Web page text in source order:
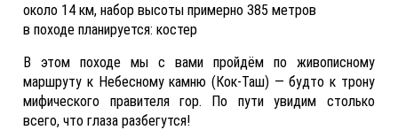
около 14 км, набор высоты примерно 385 метров
в походе планируется: костер
В этом походе мы с вами пройдём по живописному
маршруту к Небесному камню (Кок‑Таш) — будто к трону
мифического правителя гор. По пути увидим столько
всего, что глаза разбегутся!